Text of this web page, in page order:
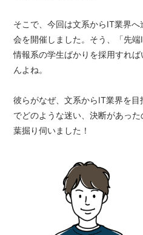
そこで、今回は文系からIT業界
会を開催しました。そう、「先
情報系の学生ばかりを採用すれ
んよね。
彼らがなぜ、文系からIT業界を
でどのような迷い、決断があっ
葉掘り伺いました！